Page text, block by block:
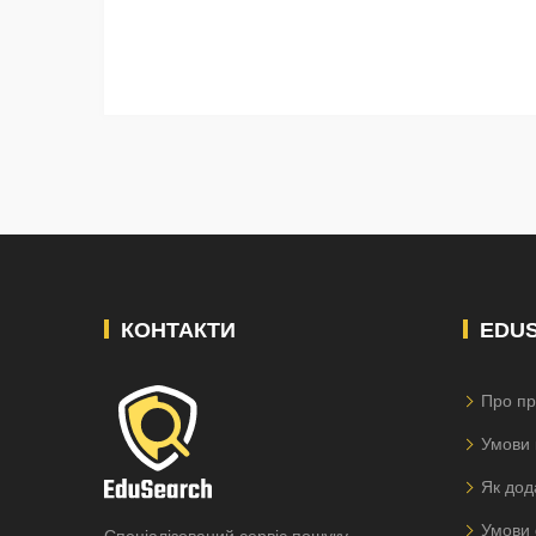
КОНТАКТИ
Про
Умови
Як
Умови